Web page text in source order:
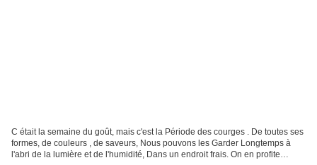
C était la semaine du goût, mais c'est la Période des courges . De toutes ses
formes, de couleurs , de saveurs, Nous pouvons les Garder Longtemps à
l'abri de la lumière et de l'humidité, Dans un endroit frais. On en profite